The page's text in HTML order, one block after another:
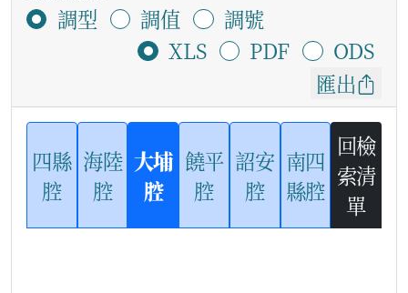
調型
調值
調號
XLS
PDF
ODS
匯出
四縣
腔
海陸
腔
大埔
腔
饒平
腔
詔安
腔
南四
縣腔
回檢
索清
單